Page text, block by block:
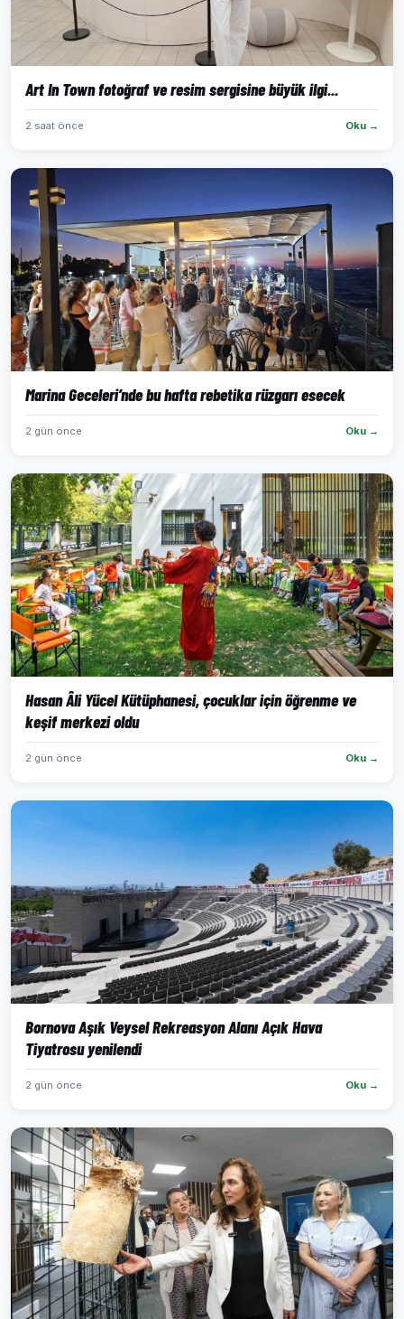
Art In Town fotoğraf ve resim sergisine büyük ilgi...
2 saat önce Oku →
Marina Geceleri’nde bu hafta rebetika rüzgarı esecek
2 gün önce Oku →
Hasan Âli Yücel Kütüphanesi, çocuklar için öğrenme ve
keşif merkezi oldu
2 gün önce Oku →
Bornova Aşık Veysel Rekreasyon Alanı Açık Hava
Tiyatrosu yenilendi
2 gün önce Oku →